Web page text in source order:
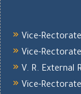
Vice-
Vice-
V. R. External
Vice-